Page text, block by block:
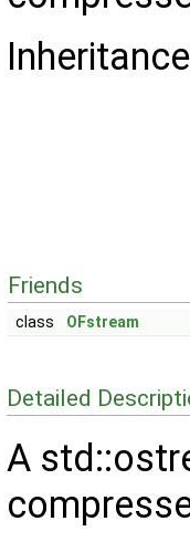
Friends
class OFstream
Detailed
A